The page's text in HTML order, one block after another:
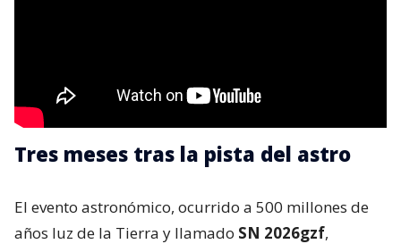
Tres meses tras la pista del astro
El evento astronómico, ocurrido a 500 millones de
años luz de la Tierra y llamado SN 2026gzf,